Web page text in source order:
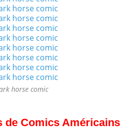
horse comic
de Comics Américains